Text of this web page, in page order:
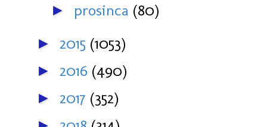
► prosinca (80)
► 2015 (1053)
► 2016 (490)
► 2017 (352)